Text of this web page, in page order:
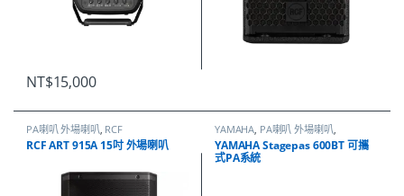
NT$15,000
PA喇叭 外場喇叭, RCF
RCF ART 915A 15吋 外場喇叭
YAMAHA, PA喇叭 外場喇叭,
YAMAHA
YAMAHA Stagepas 600BT 可攜
式PA系統